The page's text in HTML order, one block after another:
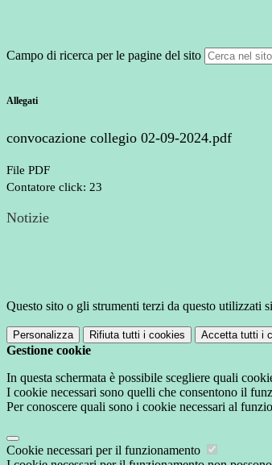
Campo di ricerca per le pagine del sito
Allegati
convocazione collegio 02-09-2024.pdf
File PDF
Contatore click: 23
Notizie
Questo sito o gli strumenti terzi da questo utilizzati
Personalizza Rifiuta tutti i cookies Accetta tutti i
Gestione cookie
In questa schermata è possibile scegliere quali
I cookie necessari sono quelli che consentono il
Per conoscere quali sono i cookie necessari al
Cookie necessari per il funzionamento